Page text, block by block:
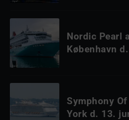
Nordic Pearl
København
Symphony
York d. 13.